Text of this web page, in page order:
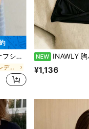
ァッション 大人可愛い フェミニン デート お出かけ 黒
に エレガント レディーストップス
NEW INAWLY 胸パッド
¥1,136